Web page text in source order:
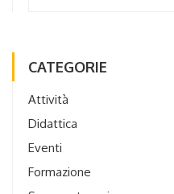
CATEGORIE
Attività
Didattica
Eventi
Formazione